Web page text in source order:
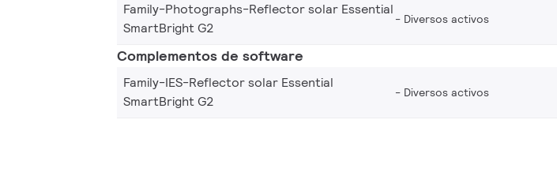
Family-Photographs-Reflector solar Essential
SmartBright G2
Diversos activos
Complementos de software
Family-IES-Reflector solar Essential
SmartBright G2
Diversos activos